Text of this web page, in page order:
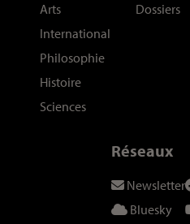
Arts
International
Philosophie
Histoire
Sciences
Dossiers
Réseaux
Newsletter
Bluesky